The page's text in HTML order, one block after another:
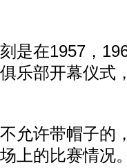
在1957，
乐部开幕仪式
许带帽子的
上的比赛情况